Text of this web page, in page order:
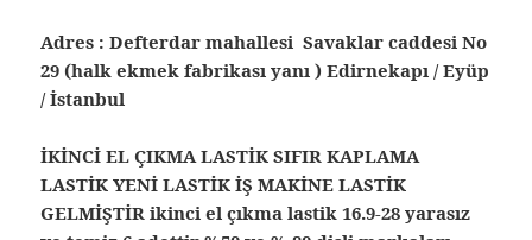
Adres : Defterdar mahallesi Savaklar caddesi No
29 (halk ekmek fabrikası yanı ) Edirnekapı / Eyüp
/ İstanbul
İKİNCİ EL ÇIKMA LASTİK SIFIR KAPLAMA
LASTİK YENİ LASTİK İŞ MAKİNE LASTİK
GELMİŞTİR ikinci el çıkma lastik 16.9-28 yarasız